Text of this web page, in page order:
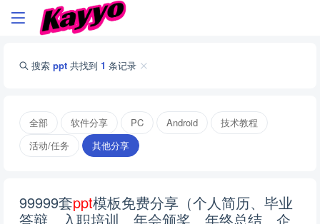
搜索 ppt 共找到 1 条记录
全部 软件分享 PC Android
技术教程
活动/任务
其他分享
99999套ppt模板免费分享（个人简历、毕业
答辩、入职培训、年会颁奖、年终总结、企